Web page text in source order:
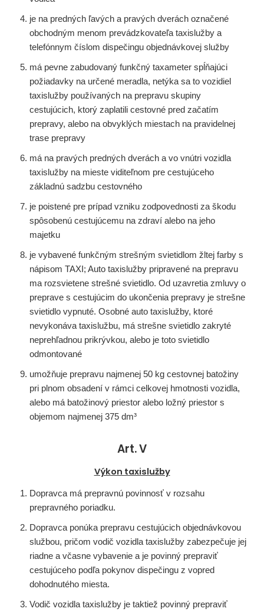
je na predných ľavých a pravých dverách označené
obchodným menom prevádzkovateľa taxislužby a
telefónnym číslom dispečingu objednávkovej služby
má pevne zabudovaný funkčný taxameter spĺňajúci
požiadavky na určené meradla, netýka sa to vozidiel
taxislužby používaných na prepravu skupiny
cestujúcich, ktorý zaplatili cestovné pred začatím
prepravy, alebo na obvyklých miestach na pravidelnej
trase prepravy
má na pravých predných dverách a vo vnútri vozidla
taxislužby na mieste viditeľnom pre cestujúceho
základnú sadzbu cestovného
je poistené pre prípad vzniku zodpovednosti za škodu
spôsobenú cestujúcemu na zdraví alebo na jeho
majetku
je vybavené funkčným strešným svietidlom žltej farby s
nápisom TAXI; Auto taxislužby pripravené na prepravu
ma rozsvietene strešné svietidlo. Od uzavretia zmluvy o
preprave s cestujúcim do ukončenia prepravy je strešne
svietidlo vypnuté. Osobné auto taxislužby, ktoré
nevykonáva taxislužbu, má strešne svietidlo zakryté
neprehľadnou prikrývkou, alebo je toto svietidlo
odmontované
umožňuje prepravu najmenej 50 kg cestovnej batožiny
pri plnom obsadení v rámci celkovej hmotnosti vozidla,
alebo má batožinový priestor alebo ložný priestor s
objemom najmenej 375 dm³
Art. V
Výkon taxislužby
Dopravca má prepravnú povinnosť v rozsahu
prepravného poriadku.
Dopravca ponúka prepravu cestujúcich objednávkovou
službou, pričom vodič vozidla taxislužby zabezpečuje jej
riadne a včasne vybavenie a je povinný prepraviť
cestujúceho podľa pokynov dispečingu z vopred
dohodnutého miesta.
Vodič vozidla taxislužby je taktiež povinný prepraviť